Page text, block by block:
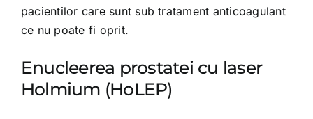
pacientilor care sunt sub tratament anticoagulant
ce nu poate fi oprit.
Enucleerea prostatei cu laser
Holmium (HoLEP)